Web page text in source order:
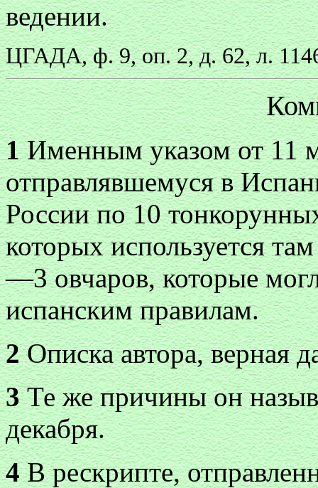
ведении.
ЦГАДА, ф. 9, оп. 2, д. 62, л.
1Именным указом от 11
отправлявшемуся в
России по 10
которых используется
—3 овчаров, которые
испанским правилам.
2Описка автора, верная
3Те же причины он
декабря.
4В рескрипте,